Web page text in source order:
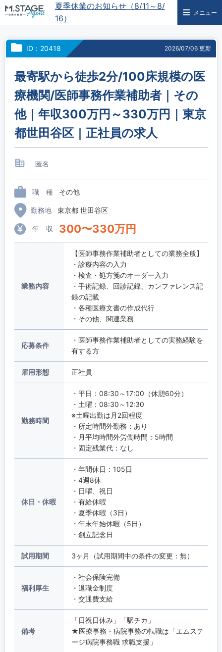
夏季休業のお知らせ（8/11～8/
16）
メニュー
ID：20418 2026/07/06 更新
最寄駅から徒歩2分/100床規模の医
療機関/医師事務作業補助者｜その
他｜年収300万円～330万円｜東京
都世田谷区｜正社員の求人
匿名
職 種 その他
勤務地 東京都 世田谷区
年 収 300〜330万円
業務内容
【医師事務作業補助者としての業務全般】
・診療内容の入力
・検査・処方箋のオーダー入力
・手術記録、回診記録、カンファレンス記
録の記載
・各種医療文書の作成代行
・その他、関連業務
応募条件
・医師事務作業補助者としての実務経験を
有する方
雇用形態 正社員
勤務時間
・平日：08:30～17:00（休憩60分）
・土曜：08:30～12:30
※土曜出勤は月2回程度
・所定時間外勤務：あり
・月平均時間外労働時間：5時間
・固定残業代：なし
休日・休暇
・年間休日：105日
・4週8休
・日曜、祝日
・有給休暇
・夏季休暇（3日）
・年末年始休暇（5日）
・創立記念日
試用期間 3ヶ月（試用期間中の条件の変更：無）
福利厚生
・社会保険完備
・退職金制度
・交通費支給
備考
「日祝日休み」「駅チカ」
★医療事務・病院事務の転職は「エムステ
ージ病院事務職 求職支援」